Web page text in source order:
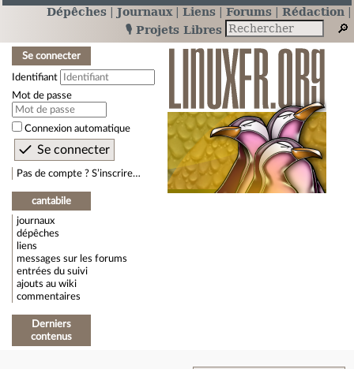
Dépêches Journaux Liens Forums
Rédaction
🎙️ Projets Libres
Se connecter
Identifiant
Mot de passe
Connexion automatique
Pas de compte ? S’inscrire…
cantabile
journaux
dépêches
liens
messages sur les forums
entrées du suivi
ajouts au wiki
commentaires
Derniers
contenus